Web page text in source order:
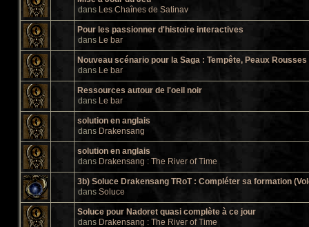
dans Les Chaînes de Satinav
Pour les passionner d'histoire interactives
dans Le bar
Nouveau scénario pour la Saga : Tempête, Peaux Rousses
dans Le bar
Ressources autour de l'oeil noir
dans Le bar
solution en anglais
dans Drakensang
solution en anglais
dans Drakensang : The River of Time
3b) Soluce Drakensang TRoT : Compléter sa formation
dans Soluce
Soluce pour Nadoret quasi complète à ce jour
dans Drakensang : The River of Time